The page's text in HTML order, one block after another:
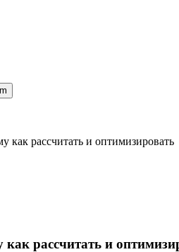
как рассчитать и оптимизировать
рассчитать и